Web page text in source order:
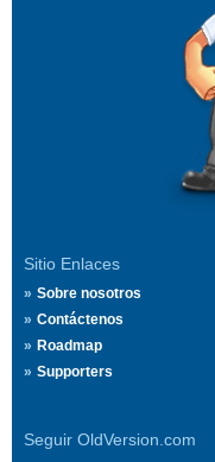
Sitio Enlaces
Sobre nosotros
Contáctenos
Roadmap
Supporters
Seguir OldVersion.com